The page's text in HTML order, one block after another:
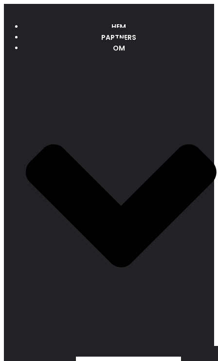
HEM
PARTNERS
OM